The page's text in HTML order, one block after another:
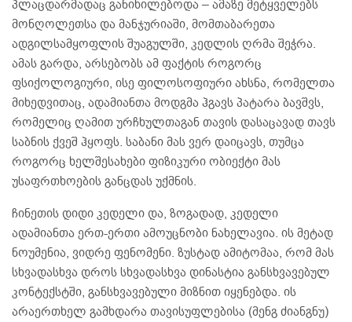
პლაცდარმადაც განიხილებოდა – ამაზე მეტყველებს
მონღოლეთსა და მანჯურიაში, მომთაბარეთა
ადგილსამყოფლის შუაგულში, კედლის ღრმა შეჭრა.
ამას გარდა, არსებობს ამ ფაქტის როგორც
ფსიქოლოგიური, ისე ფილოსოფიური ახსნა, რომელთა
მიხედვითაც, ადამიანთა მოდგმა ჰგავს პატარა ბავშვს,
რომელიც ღამით ურჩხულთაგან თავის დასაცავად თავს
საბნის ქვეშ ჰყოფს. საბანი მას ვერ დაიცავს, თუმცა
როგორც ხელშესახები ფიზიკური ობიექტი მას
უსაფრთხოების განცდას უქმნის.
ჩინეთის დიდი კედელი და, ზოგადად, კედელი
ადამიანთა ერთ-ერთი ამოუცნობი ნახელავია. ის მეტად
ნოუმენია, ვიდრე ფენომენი. ზუსტად ამიტომაა, რომ მას
სხვადასხვა დროს სხვადასხვა დინასტია განსხვავებულ
კონტექსტში, განსხვავებული მიზნით იყენებდა. ის
არაერთხელ გამხდარა თავისუფლებისა (მენგ ძიანგნუ)